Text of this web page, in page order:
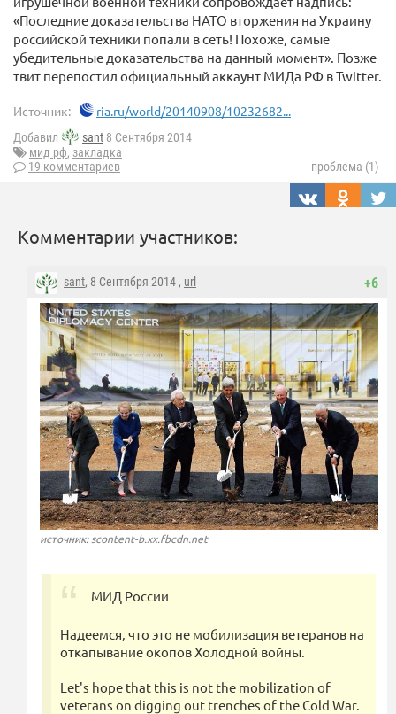
«Последние доказательства НАТО вторжения на Украину
российской техники попали в сеть! Похоже, самые
убедительные доказательства на данный момент». Позже
твит перепостил официальный аккаунт МИДа РФ в Twitter.
Источник: ria.ru/world/20140908/10232682...
Добавил sant 8 Сентября 2014
мид рф, закладка
19 комментариев
проблема (1)
Комментарии участников:
+6
sant, 8 Сентября 2014 , url
источник: scontent-b.xx.fbcdn.net
МИД России
Надеемся, что это не мобилизация ветеранов на
откапывание окопов Холодной войны.
Let's hope that this is not the mobilization of
veterans on digging out trenches of the Cold War.